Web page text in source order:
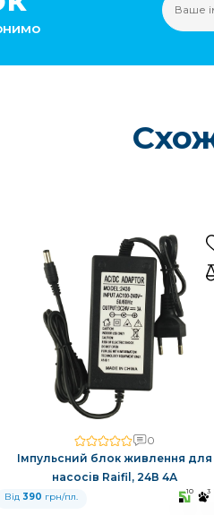
0
Імпульсний блок живлення для
насосів Raifil, 24В 4А
Від 390 грн/пл. 10 3